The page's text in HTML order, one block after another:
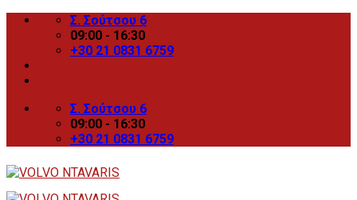
Skip
Σ. Σούτσου 6
09:00 - 16:30
+30 21 0831 6759
Σ. Σούτσου 6
09:00 - 16:30
+30 21 0831 6759